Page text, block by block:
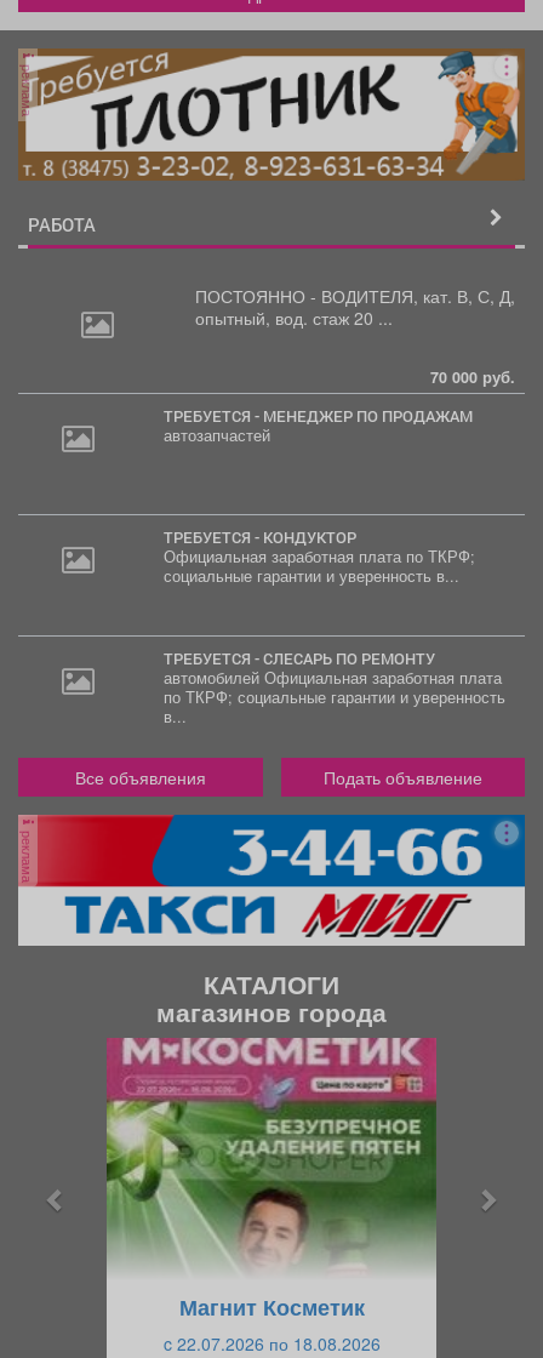
реклама
РАБОТА
ПОСТОЯННО - ВОДИТЕЛЯ, кат. В, С, Д,
опытный, вод. стаж 20 ...
70 000 руб.
ТРЕБУЕТСЯ - МЕНЕДЖЕР ПО ПРОДАЖАМ
автозапчастей
ТРЕБУЕТСЯ - КОНДУКТОР
Официальная заработная плата по ТКРФ;
социальные гарантии и уверенность в...
ТРЕБУЕТСЯ - СЛЕСАРЬ ПО РЕМОНТУ
автомобилей Официальная заработная плата
по ТКРФ; социальные гарантии и уверенность
в...
Все объявления Подать объявление
реклама
КАТАЛОГИ
магазинов города
Магнит Косметик
c 22.07.2026 по 18.08.2026